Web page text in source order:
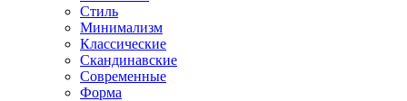
Стиль
Минимализм
Классические
Скандинавские
Современные
Форма